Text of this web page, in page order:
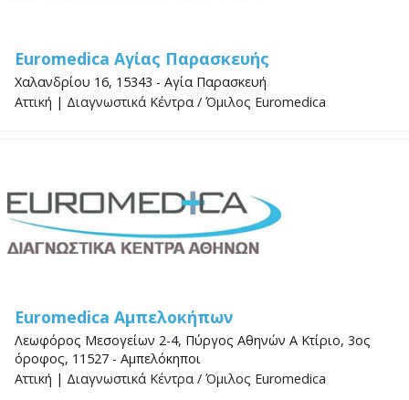
Euromedica Αγίας Παρασκευής
Χαλανδρίου 16, 15343 - Αγία Παρασκευή
Αττική | Διαγνωστικά Κέντρα / Όμιλος Euromedica
Euromedica Αμπελοκήπων
Λεωφόρος Μεσογείων 2-4, Πύργος Αθηνών Α Κτίριο, 3ος
όροφος, 11527 - Αμπελόκηποι
Αττική | Διαγνωστικά Κέντρα / Όμιλος Euromedica